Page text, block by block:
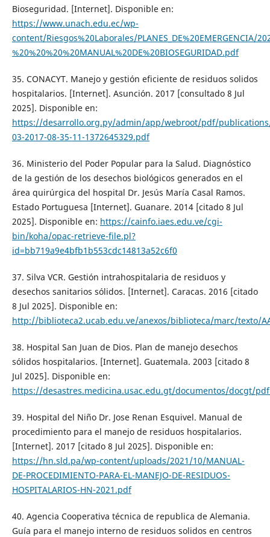
Bioseguridad. [Internet]. Disponible en:
https://www.unach.edu.ec/wp-
content/Riesgos%20Laborales/PLANES_DE%20EMERGENCIA/
%20%20%20%20MANUAL%20DE%20BIOSEGURIDAD.pdf
35. CONACYT. Manejo y gestión eficiente de residuos solidos
hospitalarios. [Internet]. Asunción. 2017 [consultado 8 Jul
2025]. Disponible en:
https://desarrollo.org.py/admin/app/webroot/pdf/
03-2017-08-35-11-1372645329.pdf
36. Ministerio del Poder Popular para la Salud. Diagnóstico
de la gestión de los desechos biológicos generados en el
área quirúrgica del hospital Dr. Jesús María Casal Ramos.
Estado Portuguesa [Internet]. Guanare. 2014 [citado 8 Jul
2025]. Disponible en: https://cainfo.iaes.edu.ve/cgi-
bin/koha/opac-retrieve-file.pl?
id=bb719a9e4bfb1b553cdc14813a52c6f0
37. Silva VCR. Gestión intrahospitalaria de residuos y
desechos sanitarios sólidos. [Internet]. Caracas. 2016 [citado
8 Jul 2025]. Disponible en:
http://biblioteca2.ucab.edu.ve/anexos/biblioteca/marc/texto/
38. Hospital San Juan de Dios. Plan de manejo desechos
sólidos hospitalarios. [Internet]. Guatemala. 2003 [citado 8
Jul 2025]. Disponible en:
https://desastres.medicina.usac.edu.gt/documentos/docgt/
39. Hospital del Niño Dr. Jose Renan Esquivel. Manual de
procedimiento para el manejo de residuos hospitalarios.
[Internet]. 2017 [citado 8 Jul 2025]. Disponible en:
https://hn.sld.pa/wp-content/uploads/2021/10/MANUAL-
DE-PROCEDIMIENTO-PARA-EL-MANEJO-DE-RESIDUOS-
HOSPITALARIOS-HN-2021.pdf
40. Agencia Cooperativa técnica de republica de Alemania.
Guía para el manejo interno de residuos solidos en centros